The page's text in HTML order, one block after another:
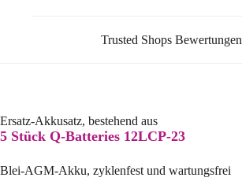
Trusted Shops Bewertungen
Ersatz-Akkusatz, bestehend aus
5 Stück Q-Batteries 12LCP-23
Blei-AGM-Akku, zyklenfest und wartungsfrei